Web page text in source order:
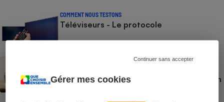
Gérer mes cookies
Continuer sans accepter
COMMENT NOUS TESTONS
Téléviseurs - Le protocole
luminosité, contraste, bruit : Nos tests en